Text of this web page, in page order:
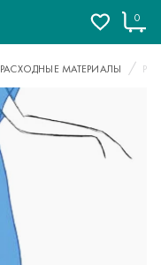
0
РАСХОДНЫЕ МАТЕРИАЛЫ